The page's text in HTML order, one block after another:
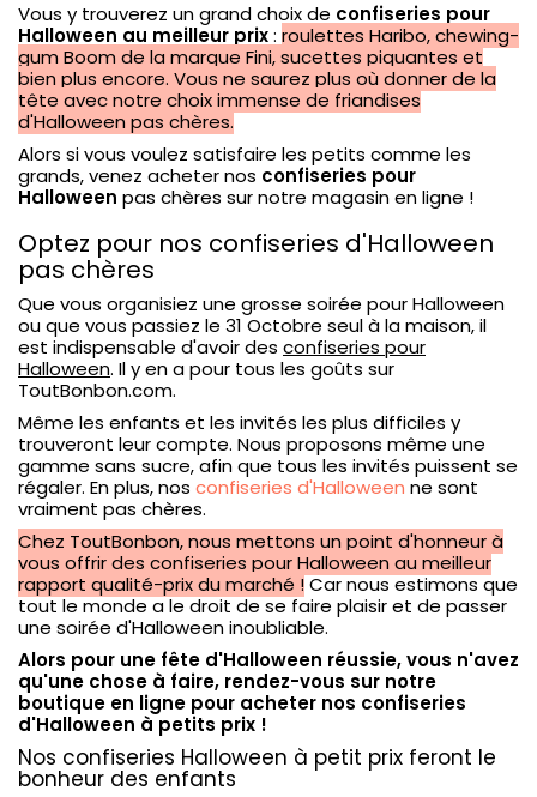
Vous y trouverez un grand choix de confiseries pour
Halloween au meilleur prix: roulettes Haribo, chewing-
gum Boom de la marque Fini, sucettes piquantes et
bien plus encore. Vous ne saurez plus où donner de la
tête avec notre choix immense de friandises
d'Halloweenpas chères.
Alors si vous voulez satisfaire les petits comme les
grands, venez acheter nos confiseries pour
Halloween pas chères sur notre magasin en ligne !
Optez pour nos confiseries d'Halloween
pas chères
Que vous organisiez une grosse soirée pour Halloween
ou que vous passiez le 31 Octobre seul à la maison, il
est indispensable d'avoir des confiseries pour
Halloween. Il y en a pour tous les goûts sur
ToutBonbon.com.
Même les enfants et les invités les plus difficiles y
trouveront leur compte. Nous proposons même une
gamme sans sucre, afin que tous les invités puissent se
régaler. En plus, nos confiseries d'Halloween ne sont
vraiment pas chères.
Chez ToutBonbon, nous mettons un point d'honneur à
vous offrir des confiseries pour Halloween au meilleur
rapport qualité-prix du marché !Car nous estimons que
tout le monde a le droit de se faire plaisir et de passer
une soirée d'Halloween inoubliable.
Alors pour une fête d'Halloween réussie, vous n'avez
qu'une chose à faire, rendez-vous sur notre
boutique en ligne pour acheter nos confiseries
d'Halloween à petits prix !
Nos confiseries Halloween à petit prix feront le
bonheur des enfants